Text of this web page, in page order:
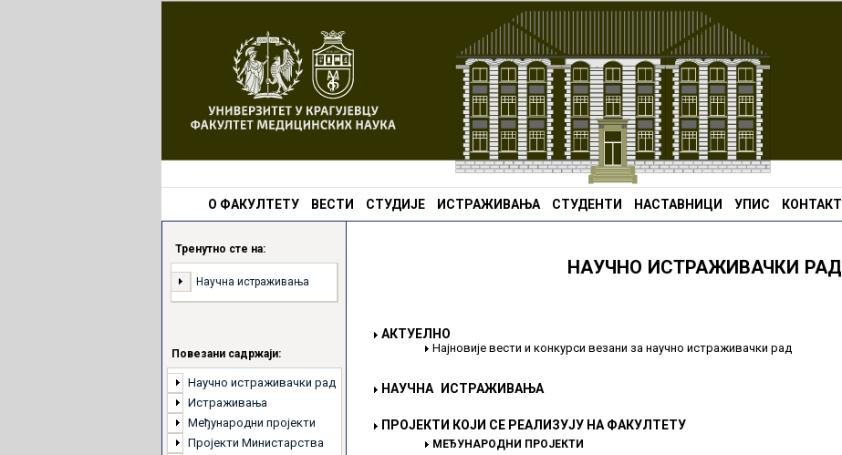
О ФАКУЛТЕТУ ВЕСТИ СТУДИЈЕ ИСТРАЖИВАЊА СТУДЕНТИ НАСТАВНИЦИ УПИС КОНТАКТ
Тренутно сте на:
Научна истраживања
Повезани садржаји:
Научно истраживачки рад
Истраживања
Међународни пројекти
Пројекти Министарства
НАУЧНО ИСТРАЖИВАЧКИ РАД
АКТУЕЛНО
Најновије вести и конкурси везани за научно истраживачки рад
НАУЧНА ИСТРАЖИВАЊА
ПРОЈЕКТИ КОЈИ СЕ РЕАЛИЗУЈУ НА ФАКУЛТЕТУ
МЕЂУНАРОДНИ ПРОЈЕКТИ